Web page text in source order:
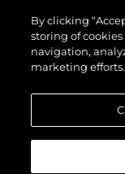
Das Team
Lifestyle
Geschichte
By clicking
storing of
navigation,
marketing efforts.